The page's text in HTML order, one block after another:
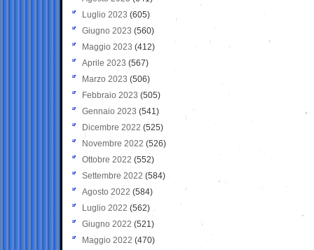
Luglio 2023 (605)
Giugno 2023 (560)
Maggio 2023 (412)
Aprile 2023 (567)
Marzo 2023 (506)
Febbraio 2023 (505)
Gennaio 2023 (541)
Dicembre 2022 (525)
Novembre 2022 (526)
Ottobre 2022 (552)
Settembre 2022 (584)
Agosto 2022 (584)
Luglio 2022 (562)
Giugno 2022 (521)
Maggio 2022 (470)